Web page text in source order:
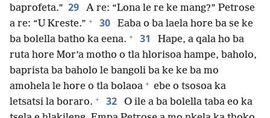
baprofeta.” 29
A re: “Lona le re ke mang?” Petrose
a re: “U Kreste.” + 30
Eaba o ba laela hore ba se ke
ba bolella batho ka eena. + 31
Hape, a qala ho ba
ruta hore Mor’a motho o tla hlorisoa hampe, baholo,
baprista ba baholo le bangoli ba ke ke ba mo
amohela le hore o tla bolaoa + ebe o tsosoa ka
letsatsi la boraro. + 32
O ile a ba bolella taba eo ka